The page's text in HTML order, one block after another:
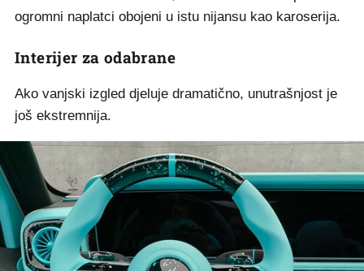
ogromni naplatci obojeni u istu nijansu kao karoserija.
Interijer za odabrane
Ako vanjski izgled djeluje dramatično, unutrašnjost je
još ekstremnija.